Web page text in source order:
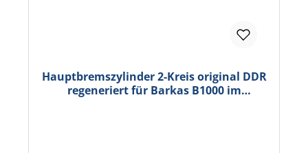
Hauptbremszylinder 2-Kreis original DDR
regeneriert für Barkas B1000 im